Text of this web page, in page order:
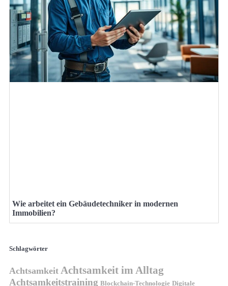
Wie arbeitet ein Gebäudetechniker in modernen
Immobilien?
Schlagwörter
Achtsamkeit Achtsamkeit im Alltag
Achtsamkeitstraining Blockchain-Technologie Digitale